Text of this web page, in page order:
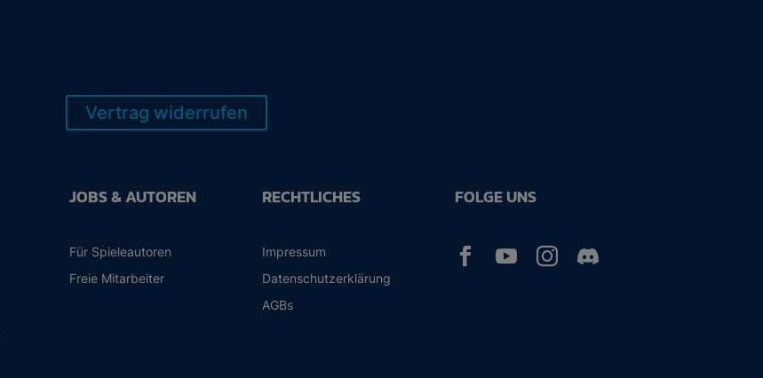
Vertrag widerrufen
JOBS & AUTOREN
Für Spieleautoren
Freie Mitarbeiter
RECHTLICHES
Impressum
Datenschutzerklärung
AGBs
FOLGE UNS
  